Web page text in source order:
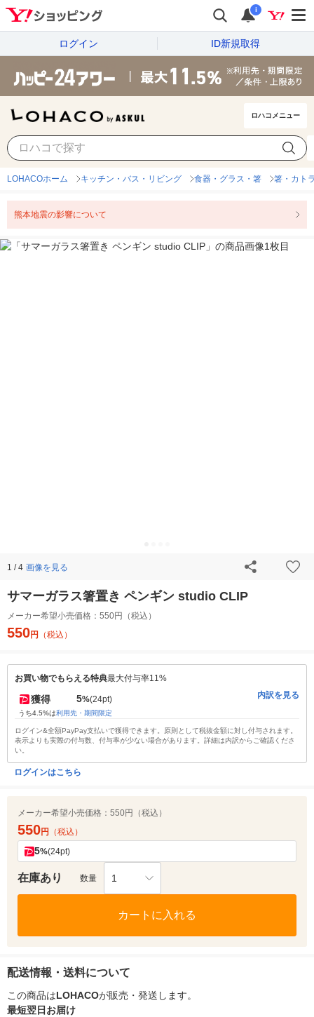
i
ログイン ID新規取得
ロハコメニュー
LOHACOホーム キッチン・バス・リビング 食器・グラス・箸 箸・カト
熊本地震の影響について
1 / 4 画像を見る
サマーガラス箸置き ペンギン studio CLIP
メーカー希望小売価格： 550円（税込）
550円 （税込）
お買い物でもらえる特典最大付与率11%
獲得 5%(24pt)
うち4.5%は利用先・期間限定
内訳を見る
ログイン&全額PayPay支払いで獲得できます。原則として税抜金額に対し付与されます。
表示よりも実際の付与数、付与率が少ない場合があります。詳細は内訳からご確認くださ
い。
ログインはこちら
メーカー希望小売価格： 550円（税込）
550円 （税込）
5%(24pt)
在庫あり 数量 1
カートに入れる
配送情報・送料について
この商品はLOHACOが販売・発送します。
最短翌日お届け